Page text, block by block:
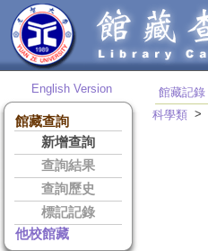
English Version
館藏查詢
新增查詢
查詢結果
查詢歷史
標記記錄
他校館藏
館藏記錄
科學類 >